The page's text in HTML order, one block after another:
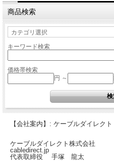
商品検索
キーワード検索
価格帯検索
円 ～
【会社案内】: ケーブルダイレクト
ケーブルダイレクト株式会社
cabledirect.jp
代表取締役 手塚 龍太